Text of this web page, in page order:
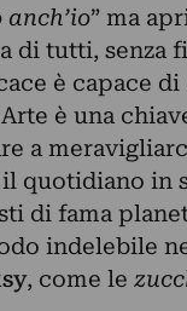
” ma
di tutti, senza
è capace
è una
a
quotidiano in
di fama
indelebile
, come le